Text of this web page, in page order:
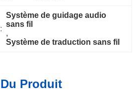
Système de guidage audio
sans fil
,
Système de traduction sans fil
Produit